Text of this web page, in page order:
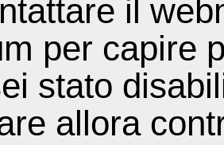
il
per capire
stato
allora